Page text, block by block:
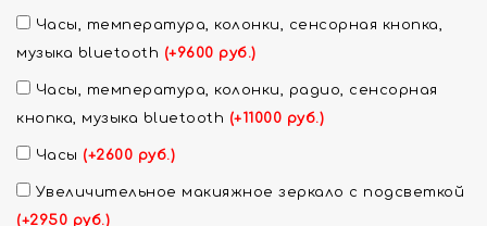
Часы, температура, колонки, сенсорная кнопка,
музыка bluetooth (+9600 руб.)
Часы, температура, колонки, радио, сенсорная
кнопка, музыка bluetooth (+11000 руб.)
Часы (+2600 руб.)
Увеличительное макияжное зеркало с подсветкой
(+2950 руб.)